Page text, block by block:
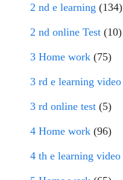
2 nd e learning (134)
2 nd online Test (10)
3 Home work (75)
3 rd e learning video
3 rd online test (5)
4 Home work (96)
4 th e learning video